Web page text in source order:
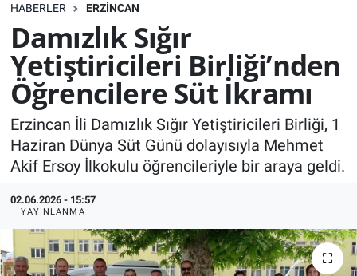
HABERLER ERZINCAN
Damızlık Sığır
Yetiştiricileri Birliği’nden
Öğrencilere Süt İkramı
Erzincan İli Damızlık Sığır Yetiştiricileri Birliği, 1
Haziran Dünya Süt Günü dolayısıyla Mehmet
Akif Ersoy İlkokulu öğrencileriyle bir araya geldi.
02.06.2026 - 15:57
YAYINLANMA
EKONOMİ
Bilim, teknoloji
GENEL
KÜLTÜR-SANAT
Politika
SPOR